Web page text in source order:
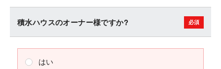
積水ハウスのオーナー様ですか?
はい